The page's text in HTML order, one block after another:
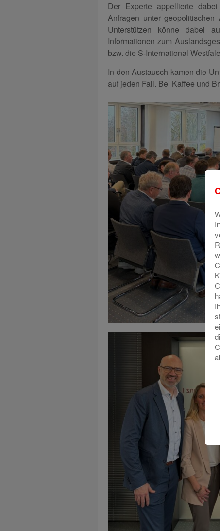
Der Experte appellierte
Anfragen unter
Unterstützen könne dabei
Informationen zum
bzw. die S-International
In den Austausch kamen die
auf jeden Fall. Bei Kaffee und